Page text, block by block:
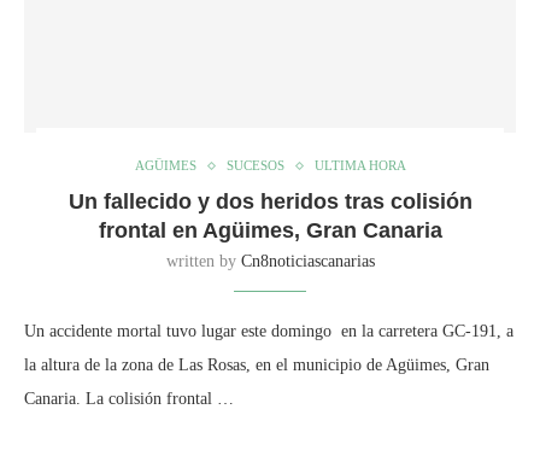
AGÜIMES SUCESOS ULTIMA HORA
Un fallecido y dos heridos tras colisión
frontal en Agüimes, Gran Canaria
written by Cn8noticiascanarias
Un accidente mortal tuvo lugar este domingo en la carretera GC-191, a
la altura de la zona de Las Rosas, en el municipio de Agüimes, Gran
Canaria. La colisión frontal …